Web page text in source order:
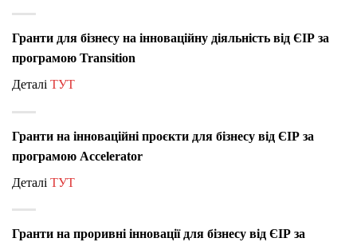
Гранти для бізнесу на інноваційну діяльність від ЄІР за
програмою Transition
Деталі ТУТ
Гранти на інноваційні проєкти для бізнесу від ЄІР за
програмою Accelerator
Деталі ТУТ
Гранти на проривні інновації для бізнесу від ЄІР за